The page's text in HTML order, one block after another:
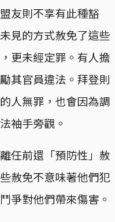
友則不享有此種豁
見的方式赦免了這些
更未經定罪。有人擔
其官員違法。拜登則
人無罪，也會因為調
袖手旁觀。
任前還「預防性」赦
赦免不意味著他們犯
爭對他們帶來傷害。